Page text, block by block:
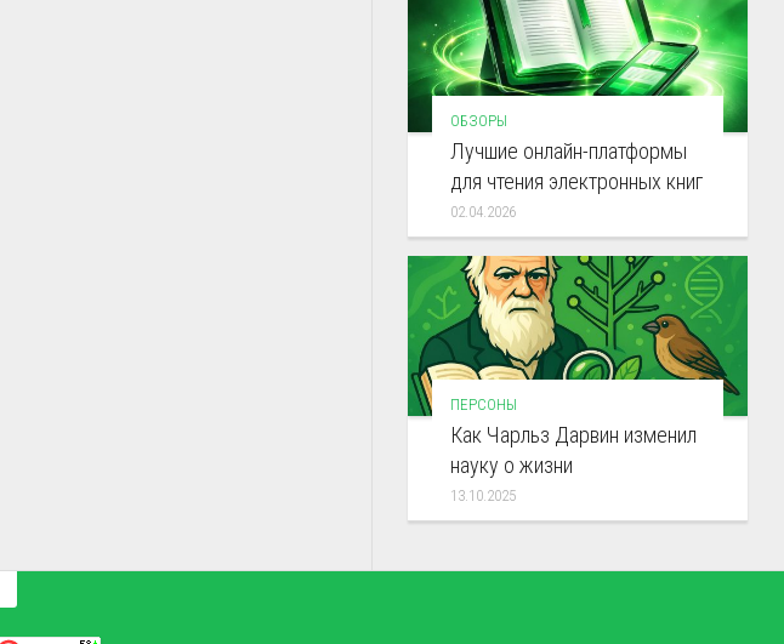
ОБЗОРЫ
Лучшие онлайн-платформы
для чтения электронных книг
02.04.2026
ПЕРСОНЫ
Как Чарльз Дарвин изменил
науку о жизни
13.10.2025